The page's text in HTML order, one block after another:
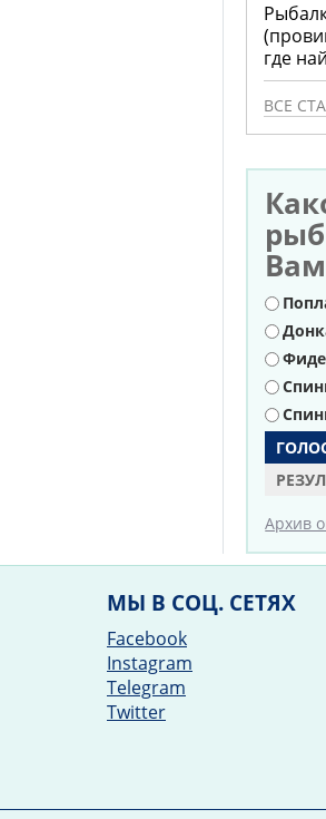
где
что
ВСЕ
Архив
МЫ В СОЦ. СЕТЯХ
Facebook
Instagram
Telegram
Twitter